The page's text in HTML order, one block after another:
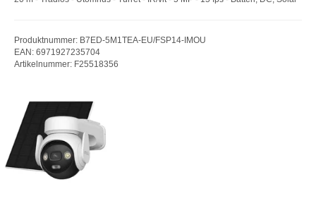
Produktnummer: B7ED-5M1TEA-EU/FSP14-IMOU
EAN: 6971927235704
Artikelnummer: F25518356